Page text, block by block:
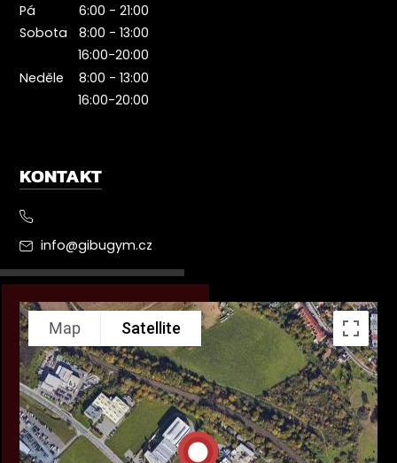
Pá
6:00 - 21:00
Sobota
8:00 - 13:00
16:00-20:00
Neděle
8:00 - 13:00
16:00-20:00
KONTAKT
info@gibugym.cz
Map Satellite